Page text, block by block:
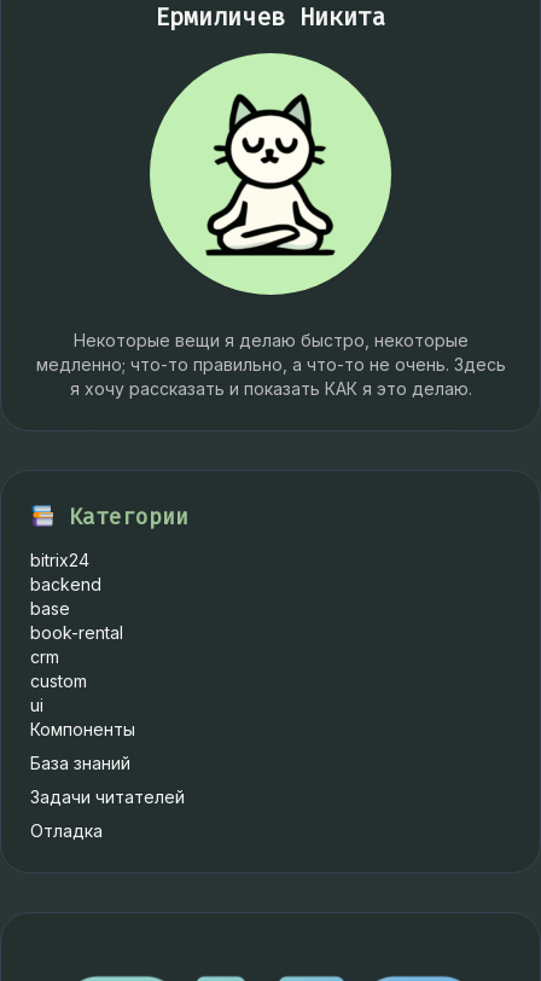
Ермиличев Никита
Некоторые вещи я делаю быстро, некоторые
медленно; что-то правильно, а что-то не очень. Здесь
я хочу рассказать и показать КАК я это делаю.
Категории
bitrix24
backend
base
book-rental
crm
custom
ui
Компоненты
База знаний
Задачи читателей
Отладка